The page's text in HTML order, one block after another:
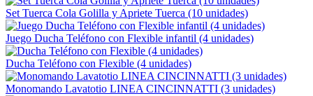
Set Tuerca Cola Golilla y Apriete Tuerca (10 unidades)
Juego Ducha Teléfono con Flexible infantil (4 unidades)
Ducha Teléfono con Flexible (4 unidades)
Monomando Lavatotio LINEA CINCINNATTI (3 unidades)